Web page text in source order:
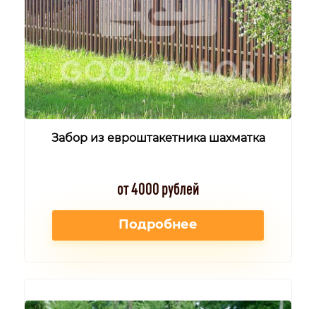
Забор из евроштакетника шахматка
от 4000 рублей
Подробнее